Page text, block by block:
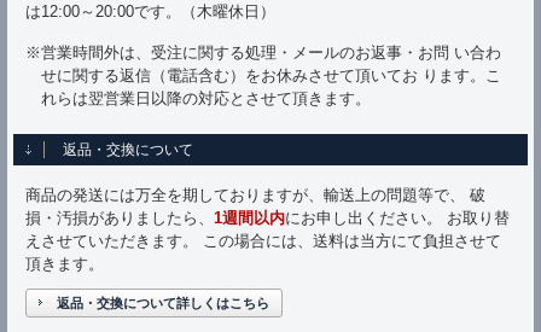
は12:00～20:00です。（木曜休日）
※営業時間外は、受注に関する処理・メールのお返事・お問 い合わ
せに関する返信（電話含む）をお休みさせて頂いてお ります。こ
れらは翌営業日以降の対応とさせて頂きます。
返品・交換について
商品の発送には万全を期しておりますが、輸送上の問題等で、 破
損・汚損がありましたら、 1週間以内にお申し出ください。 お取り替
えさせていただきます。 この場合には、送料は当方にて負担させて
頂きます。
返品・交換について詳しくはこちら